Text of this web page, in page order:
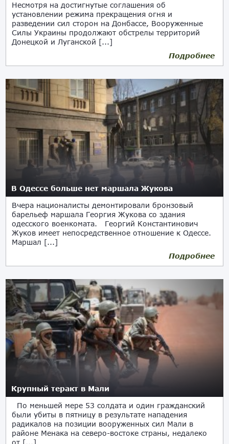
Несмотря на достигнутые соглашения об
установлении режима прекращения огня и
разведении сил сторон на Донбассе, Вооруженные
Силы Украины продолжают обстрелы территорий
Донецкой и Луганской [...]
Подробнее
В Одессе больше нет маршала Жукова
Вчера националисты демонтировали бронзовый
барельеф маршала Георгия Жукова со здания
одесского военкомата. Георгий Константинович
Жуков имеет непосредственное отношение к Одессе.
Маршал [...]
Подробнее
Крупный теракт в Мали
По меньшей мере 53 солдата и один гражданский
были убиты в пятницу в результате нападения
радикалов на позиции вооруженных сил Мали в
районе Менака на северо-востоке страны, недалеко
от [...]